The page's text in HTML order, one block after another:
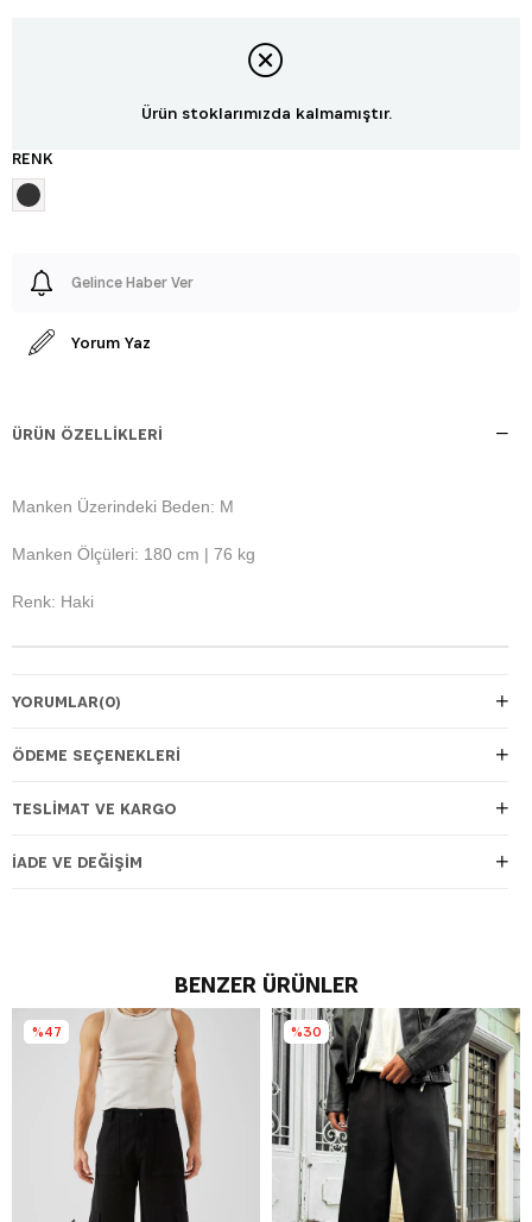
Ürün stoklarımızda kalmamıştır.
RENK
Gelince Haber Ver
Yorum Yaz
ÜRÜN ÖZELLIKLERI
Manken Üzerindeki Beden: M
Manken Ölçüleri: 180 cm | 76 kg
Renk: Haki
YORUMLAR(0)
ÖDEME SEÇENEKLERI
TESLIMAT VE KARGO
İADE VE DEĞIŞIM
BENZER ÜRÜNLER
%47 %30